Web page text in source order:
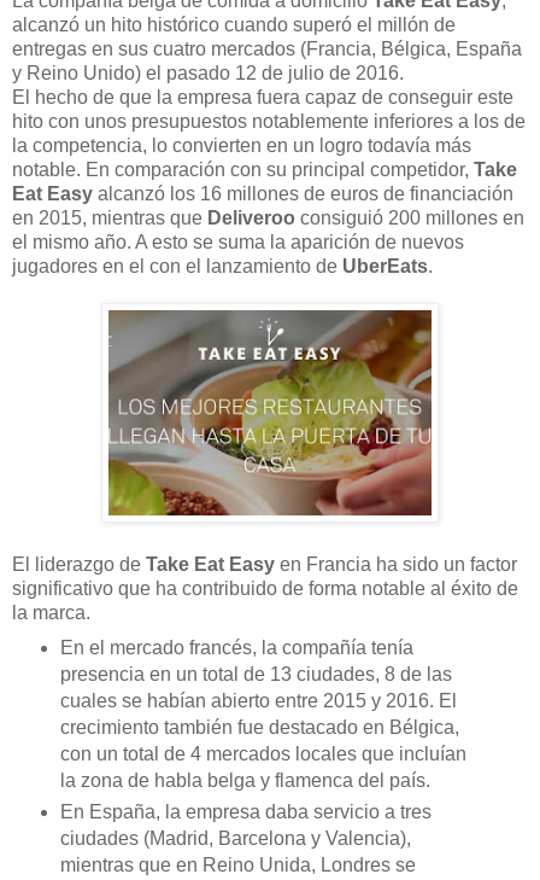
alcanzó un hito histórico cuando superó el millón de
entregas en sus cuatro mercados (Francia, Bélgica, España
y Reino Unido) el pasado 12 de julio de 2016.
El hecho de que la empresa fuera capaz de conseguir este
hito con unos presupuestos notablemente inferiores a los de
la competencia, lo convierten en un logro todavía más
notable. En comparación con su principal competidor, Take
Eat Easy alcanzó los 16 millones de euros de financiación
en 2015, mientras que Deliveroo consiguió 200 millones en
el mismo año. A esto se suma la aparición de nuevos
jugadores en el con el lanzamiento de UberEats.
El liderazgo de Take Eat Easy en Francia ha sido un factor
significativo que ha contribuido de forma notable al éxito de
la marca.
En el mercado francés, la compañía tenía
presencia en un total de 13 ciudades, 8 de las
cuales se habían abierto entre 2015 y 2016. El
crecimiento también fue destacado en Bélgica,
con un total de 4 mercados locales que incluían
la zona de habla belga y flamenca del país.
En España, la empresa daba servicio a tres
ciudades (Madrid, Barcelona y Valencia),
mientras que en Reino Unida, Londres se